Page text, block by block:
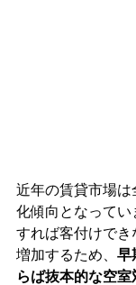
近年の賃貸市場
化傾向となって
すれば客付けでき
増加するため、 早
らば抜本的な空